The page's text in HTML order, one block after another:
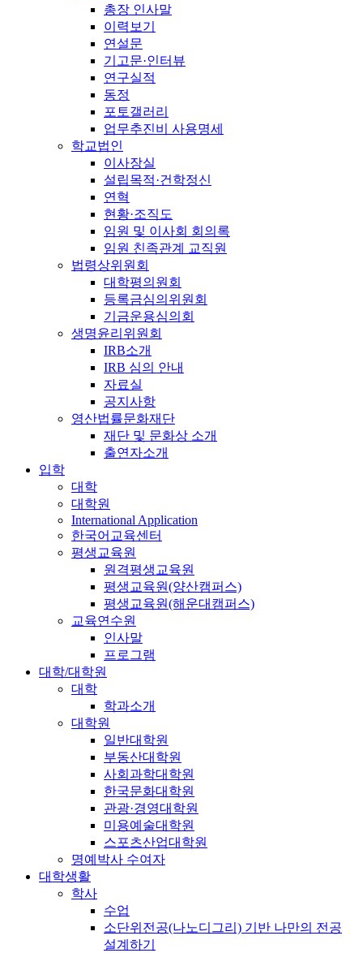
총장 인사말
이력보기
연설문
기고문·인터뷰
연구실적
동정
포토갤러리
업무추진비 사용명세
학교법인
이사장실
설립목적·건학정신
연혁
현황·조직도
임원 및 이사회 회의록
임원 친족관계 교직원
법령상위원회
대학평의원회
등록금심의위원회
기금운용심의회
생명윤리위원회
IRB소개
IRB 심의 안내
자료실
공지사항
영산법률문화재단
재단 및 문화상 소개
출연자소개
입학
대학
대학원
International Application
한국어교육센터
평생교육원
원격평생교육원
평생교육원(양산캠퍼스)
평생교육원(해운대캠퍼스)
교육연수원
인사말
프로그램
대학/대학원
대학
학과소개
대학원
일반대학원
부동산대학원
사회과학대학원
한국문화대학원
관광·경영대학원
미용예술대학원
스포츠산업대학원
명예박사 수여자
대학생활
학사
수업
소단위전공(나노디그리) 기반 나만의 전공
설계하기